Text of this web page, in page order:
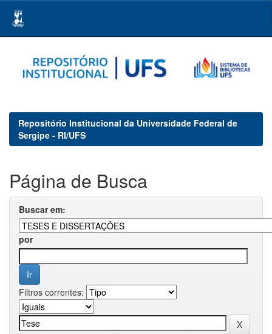
navigation
Repositório Institucional da Universidade Federal de
Sergipe - RI/UFS
Página de Busca
Buscar em:
por
Filtros correntes: